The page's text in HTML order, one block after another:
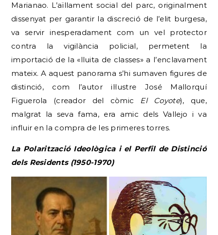
Marianao. L’aïllament social del parc, originalment
dissenyat per garantir la discreció de l’elit burgesa,
va servir inesperadament com un vel protector
contra la vigilància policial, permetent la
importació de la «lluita de classes» a l’enclavament
mateix. A aquest panorama s’hi sumaven figures de
distinció, com l’autor il·lustre José Mallorquí
Figuerola (creador del còmic El Coyote), que,
malgrat la seva fama, era amic dels Vallejo i va
influir en la compra de les primeres torres.
La Polarització Ideològica i el Perfil de Distinció
dels Residents (1950-1970)